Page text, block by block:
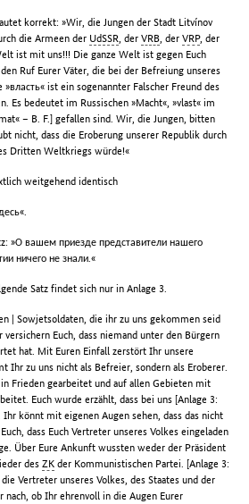
korrekt: »Wir, die Jungen der Stadt Litvínov
die Armeen der UdSSR, derVRB, derVRP, der
ist mit uns!!! Die ganze Welt ist gegen Euch
Ruf Eurer Väter, die bei der Befreiung unseres
ist ein sogenannter Falscher Freund des
Es bedeutet im Russischen »Macht«, »vlast« im
– B. F.] gefallen sind. Wir, die Jungen, bitten
nicht, dass die Eroberung unserer Republik durch
Dritten Weltkriegs würde!«
weitgehend identisch
»О вашем приезде представители нашего
ничего не знали.«
Satz findet sich nur in Anlage 3.
| Sowjetsoldaten, die ihr zu uns gekommen seid
Euch, dass niemand unter den Bürgern
hat. Mit Euren Einfall zerstört Ihr unsere
Ihr zu uns nicht als Befreier, sondern als Eroberer.
Frieden gearbeitet und auf allen Gebieten mit
Euch wurde erzählt, dass bei uns [Anlage 3:
könnt mit eigenen Augen sehen, dass das nicht
dass Euch Vertreter unseres Volkes eingeladen
Über Eure Ankunft wussten weder der Präsident
desZK der Kommunistischen Partei. [Anlage 3:
Vertreter unseres Volkes, des Staates und der
nach, ob Ihr ehrenvoll in die Augen Eurer